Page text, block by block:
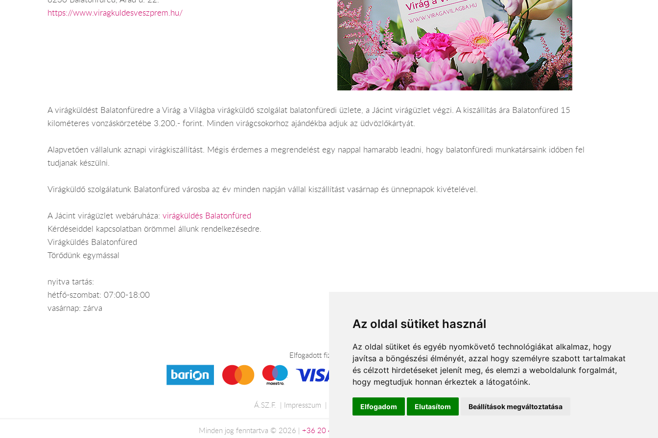
Az oldal sütiket használ
Az oldal sütiket és egyéb nyomkövető technológiákat alkalmaz, hogy
javítsa a böngészési élményét, azzal hogy személyre szabott tartalmakat
és célzott hirdetéseket jelenít meg, és elemzi a weboldalunk forgalmát,
hogy megtudjuk honnan érkeztek a látogatóink.
Elfogadom Elutasítom Beállítások megváltoztatása
https://www.viragkuldesveszprem.hu/
A virágküldést Balatonfüredre a Virág a Világba virágküldő szolgálat balatonfüredi üzlete, a Jácint virágüzlet végzi. A kiszállítás ára Balatonfüred 15
kilométeres vonzáskörzetébe 3.200.- forint. Minden virágcsokorhoz ajándékba adjuk az üdvözlőkártyát.
Alapvetően vállalunk aznapi virágkiszállítást. Mégis érdemes a megrendelést egy nappal hamarabb leadni, hogy balatonfüredi munkatársaink időben fel
tudjanak készülni.
Virágküldő szolgálatunk Balatonfüred városba az év minden napján vállal kiszállítást vasárnap és ünnepnapok kivételével.
A Jácint virágüzlet webáruháza: virágküldés Balatonfüred
Kérdéseiddel kapcsolatban örömmel állunk rendelkezésedre.
Virágküldés Balatonfüred
Törődünk egymással
nyitva tartás:
hétfő-szombat: 07:00-18:00
vasárnap: zárva
Elfogadott fizetési módok
Á.SZ.F. Impresszum Adatkezelési tájékoztató
Minden jog fenntartva © 2026 | +36 20 488-8362